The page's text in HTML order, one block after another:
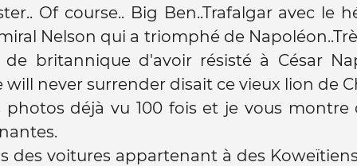
Of course.. Big Ben..Trafalgar avec le
Nelson qui a triomphé de
de britannique d'avoir résisté à César
will never surrender disait ce vieux lion de
photos déjà vu 100 fois et je vous montre
des voitures appartenant à des